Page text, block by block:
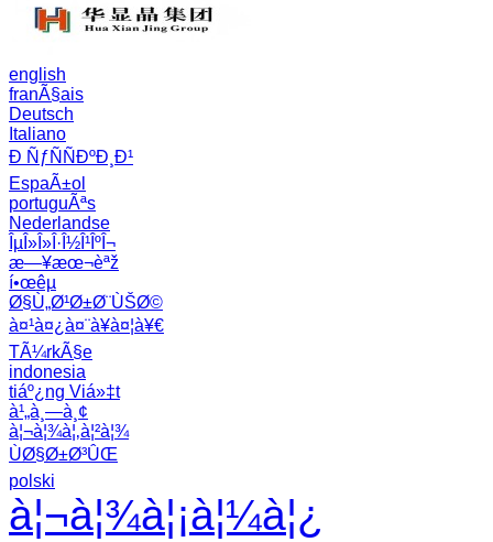
english
franÃ§ais
Deutsch
Italiano
Ð ÑƒÑÑÐºÐ¸Ð¹
EspaÃ±ol
portuguÃªs
Nederlandse
ÎµÎ»Î»Î·Î½Î¹ÎºÎ¬
æ—¥æœ¬èªž
í•œêµ­
Ø§Ù„Ø¹Ø±Ø¨ÙŠØ©
à¤¹à¤¿à¤¨à¥à¤¦à¥€
TÃ¼rkÃ§e
indonesia
tiáº¿ng Viá»‡t
à¹„à¸—à¸¢
à¦¬à¦¾à¦‚à¦²à¦¾
ÙØ§Ø±Ø³ÛŒ
polski
à¦¬à¦¾à¦¡à¦¼à¦¿